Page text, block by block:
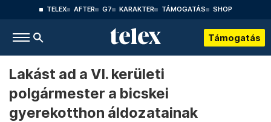
TELEX AFTER G7 KARAKTER TÁMOGATÁS SHOP
Támogatás
Lakást ad a VI. kerületi
polgármester a bicskei
gyerekotthon áldozatainak